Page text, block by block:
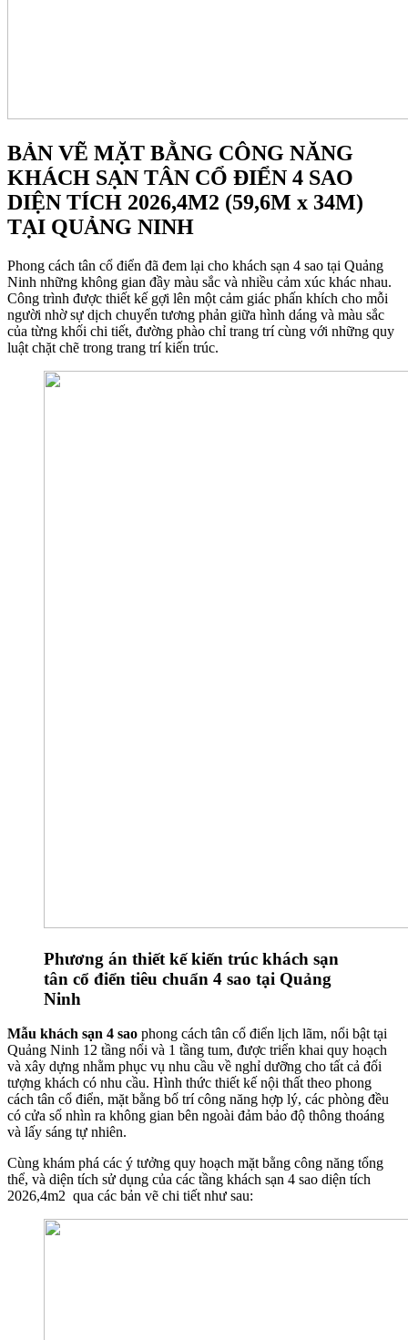
BẢN VẼ MẶT BẰNG CÔNG NĂNG
KHÁCH SẠN TÂN CỔ ĐIỂN 4 SAO
DIỆN TÍCH 2026,4M2 (59,6M x 34M)
TẠI QUẢNG NINH
Phong cách tân cổ điển đã đem lại cho khách sạn 4 sao tại Quảng
Ninh những không gian đầy màu sắc và nhiều cảm xúc khác nhau.
Công trình được thiết kế gợi lên một cảm giác phấn khích cho mỗi
người nhờ sự dịch chuyển tương phản giữa hình dáng và màu sắc
của từng khối chi tiết, đường phào chỉ trang trí cùng với những quy
luật chặt chẽ trong trang trí kiến trúc.
Phương án thiết kế kiến trúc khách sạn
tân cổ điển tiêu chuẩn 4 sao tại Quảng
Ninh
Mẫu khách sạn 4 sao phong cách tân cổ điển lịch lãm, nổi bật tại
Quảng Ninh 12 tầng nổi và 1 tầng tum, được triển khai quy hoạch
và xây dựng nhằm phục vụ nhu cầu về nghỉ dưỡng cho tất cả đối
tượng khách có nhu cầu. Hình thức thiết kế nội thất theo phong
cách tân cổ điển, mặt bằng bố trí công năng hợp lý, các phòng đều
có cửa sổ nhìn ra không gian bên ngoài đảm bảo độ thông thoáng
và lấy sáng tự nhiên.
Cùng khám phá các ý tưởng quy hoạch mặt bằng công năng tổng
thể, và diện tích sử dụng của các tầng khách sạn 4 sao diện tích
2026,4m2 qua các bản vẽ chi tiết như sau: